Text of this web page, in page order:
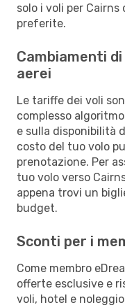
solo i voli per
preferite.
Cambiamenti
aerei
Le tariffe dei voli
complesso
e sulla disponibilità
costo del tuo volo
prenotazione. Per
tuo volo verso
appena trovi un
budget.
Sconti per i
Come membro
offerte esclusive e
voli, hotel e